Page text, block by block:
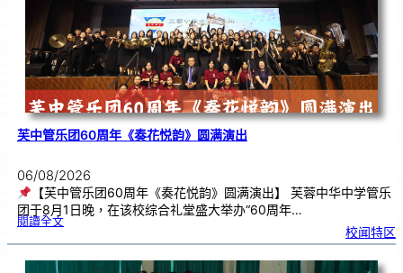
芙中管乐团60周年《奏花悦韵》圆满演出
06/08/2026
【芙中管乐团60周年《奏花悦韵》圆满演出】 芙蓉中华中学管乐
团于8月1日晚，在该校综合礼堂盛大举办“60周年…
閱讀全文:芙
乐
6
0
校闻特区